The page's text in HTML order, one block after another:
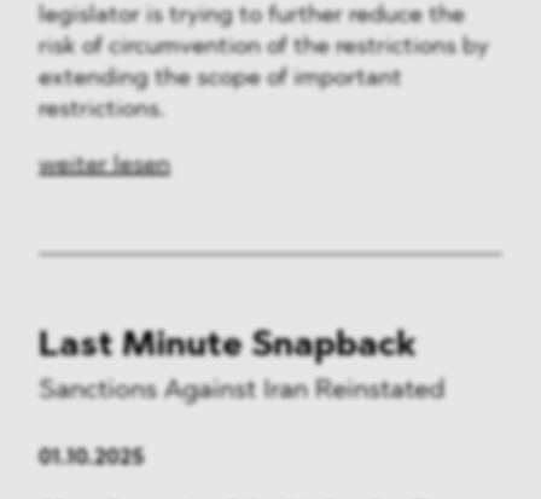
legislator is trying to further reduce the
risk of circumvention of the restrictions by
extending the scope of important
restrictions.
weiter lesen
Last Minute Snapback
Sanctions Against Iran Reinstated
01.10.2025